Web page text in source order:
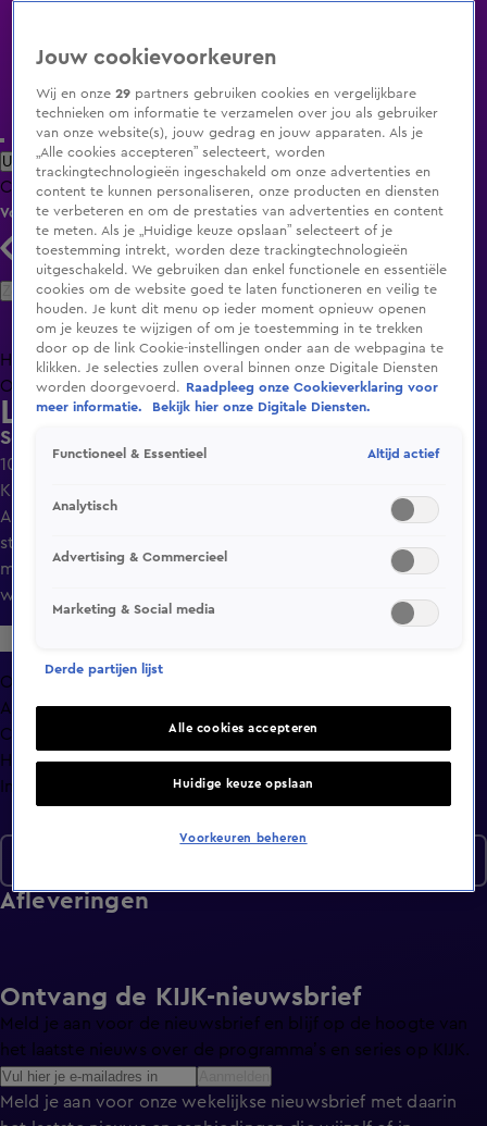
Uitzending Gemist Populaire programma's Zenders Genres
ClipsFilmsRadioSmart TV inlogShop
Volg KIJK
Zoeken
HomeUitzending Gemist Programma's De Bondgenoten
OranjezomerLivestreamsShop
Lang Leve de Liefde
Seizoen 7, aflevering 72
10 dec 2024, 18:55
Krys en Misstique zijn nog lang niet op elkaar uitgekeken!
Alle seinen staan op groen, maar Krys lijkt nog altijd stil te
staan voor een niet bestaand stoplicht. Danielle en Chris
moeten nog beginnen aan hun eerste uur, dus daar hoeven
we nog geen affectie van te verwachten.
Overzicht
Afleveringen
Clips
Hoe is het nu met?
Info
Afleveringen
Ontvang de KIJK-nieuwsbrief
Meld je aan voor de nieuwsbrief en blijf op de hoogte van
het laatste nieuws over de programma’s en series op KIJK.
Meld je aan voor onze wekelijkse nieuwsbrief met daarin
Jouw cookievoorkeuren
Wij en onze29 partners gebruiken cookies en vergelijkbare
technieken om informatie te verzamelen over jou als gebruiker
van onze website(s), jouw gedrag en jouw apparaten. Als je
„Alle cookies accepteren” selecteert, worden
trackingtechnologieën ingeschakeld om onze advertenties en
content te kunnen personaliseren, onze producten en diensten
te verbeteren en om de prestaties van advertenties en content
te meten. Als je „Huidige keuze opslaan” selecteert of je
toestemming intrekt, worden deze trackingtechnologieën
uitgeschakeld. We gebruiken dan enkel functionele en essentiële
cookies om de website goed te laten functioneren en veilig te
houden. Je kunt dit menu op ieder moment opnieuw openen
om je keuzes te wijzigen of om je toestemming in te trekken
door op de link Cookie-instellingen onder aan de webpagina te
klikken. Je selecties zullen overal binnen onze Digitale Diensten
worden doorgevoerd.
Raadpleeg onze Cookieverklaring voor
meer informatie.
Bekijk hier onze Digitale Diensten.
Functioneel & Essentieel Altijd actief
Analytisch
Advertising & Commercieel
Marketing & Social media
Derde partijen lijst
Alle cookies accepteren
Huidige keuze opslaan
Voorkeuren beheren